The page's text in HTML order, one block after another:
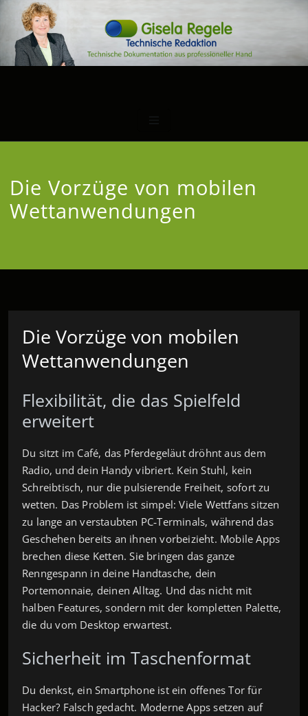
Die Vorzüge von mobilen
Wettanwendungen
Die Vorzüge von mobilen
Wettanwendungen
Flexibilität, die das Spielfeld
erweitert
Du sitzt im Café, das Pferdegeläut dröhnt aus dem
Radio, und dein Handy vibriert. Kein Stuhl, kein
Schreibtisch, nur die pulsierende Freiheit, sofort zu
wetten. Das Problem ist simpel: Viele Wettfans sitzen
zu lange an verstaubten PC‑Terminals, während das
Geschehen bereits an ihnen vorbeizieht. Mobile Apps
brechen diese Ketten. Sie bringen das ganze
Renngespann in deine Handtasche, dein
Portemonnaie, deinen Alltag. Und das nicht mit
halben Features, sondern mit der kompletten Palette,
die du vom Desktop erwartest.
Sicherheit im Taschenformat
Du denkst, ein Smartphone ist ein offenes Tor für
Hacker? Falsch gedacht. Moderne Apps setzen auf